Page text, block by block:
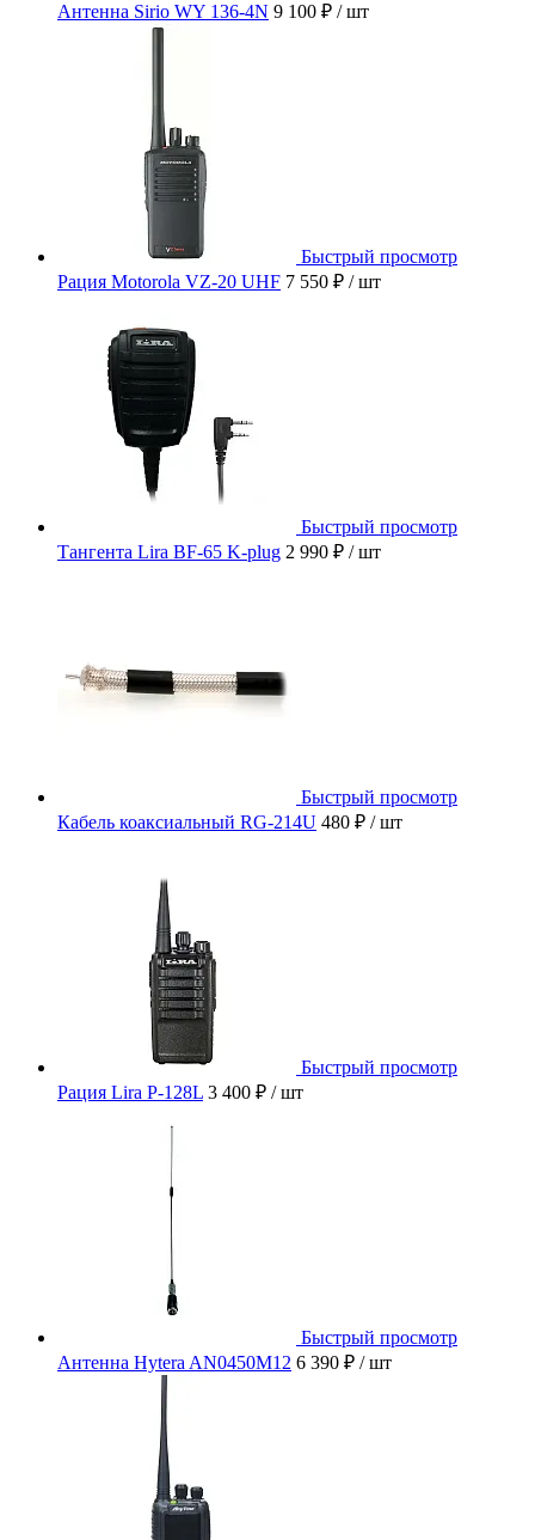
Антенна Sirio WY 136-4N 9 100 ₽ / шт
Быстрый просмотр
Рация Motorola VZ-20 UHF 7 550 ₽ / шт
Быстрый просмотр
Тангента Lira BF-65 K-plug 2 990 ₽ / шт
Быстрый просмотр
Кабель коаксиальный RG-214U 480 ₽ / шт
Быстрый просмотр
Рация Lira P-128L 3 400 ₽ / шт
Быстрый просмотр
Антенна Hytera AN0450M12 6 390 ₽ / шт